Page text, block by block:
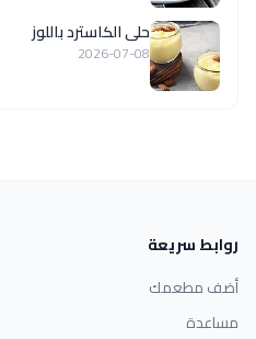
حلى الكاسترد باللوز
2026-07-08
روابط سريعة
أضف مطعمك
مساعدة